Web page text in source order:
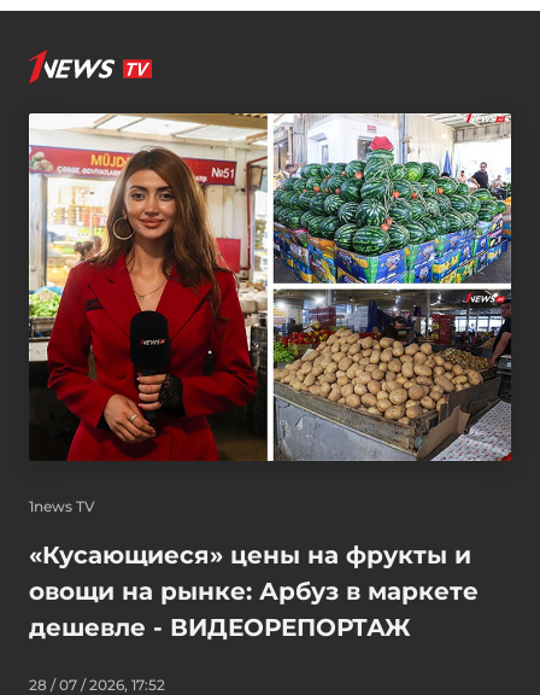
1news TV
«Кусающиеся» цены на фрукты и
овощи на рынке: Арбуз в маркете
дешевле - ВИДЕОРЕПОРТАЖ
28 / 07 / 2026, 17:52